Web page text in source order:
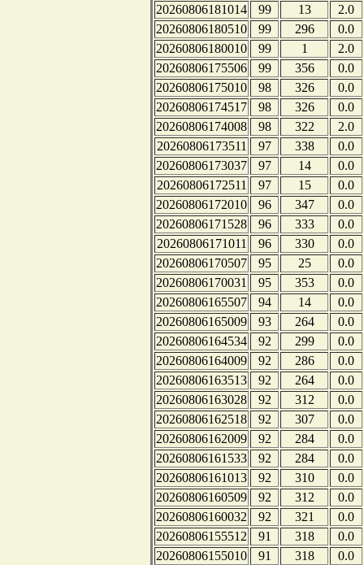
20260806181014
99 13
2.0
20260806180510
99 296
0.0
20260806180010
99 1
2.0
20260806175506
99 356
0.0
20260806175010
98 326
0.0
20260806174517
98 326
0.0
20260806174008
98 322
2.0
20260806173511
97 338
0.0
20260806173037
97 14
0.0
20260806172511
97 15
0.0
20260806172010
96 347
0.0
20260806171528
96 333
0.0
20260806171011
96 330
0.0
20260806170507
95 25
0.0
20260806170031
95 353
0.0
20260806165507
94 14
0.0
20260806165009
93 264
0.0
20260806164534
92 299
0.0
20260806164009
92 286
0.0
20260806163513
92 264
0.0
20260806163028
92 312
0.0
20260806162518
92 307
0.0
20260806162009
92 284
0.0
20260806161533
92 284
0.0
20260806161013
92 310
0.0
20260806160509
92 312
0.0
20260806160032
92 321
0.0
20260806155512
91 318
0.0
20260806155010
91 318
0.0